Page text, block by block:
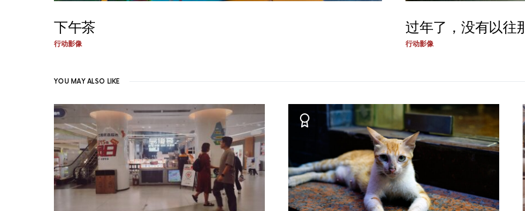
下午茶
行动影像
过年了，没有以往
行动影像
YOU MAY ALSO LIKE